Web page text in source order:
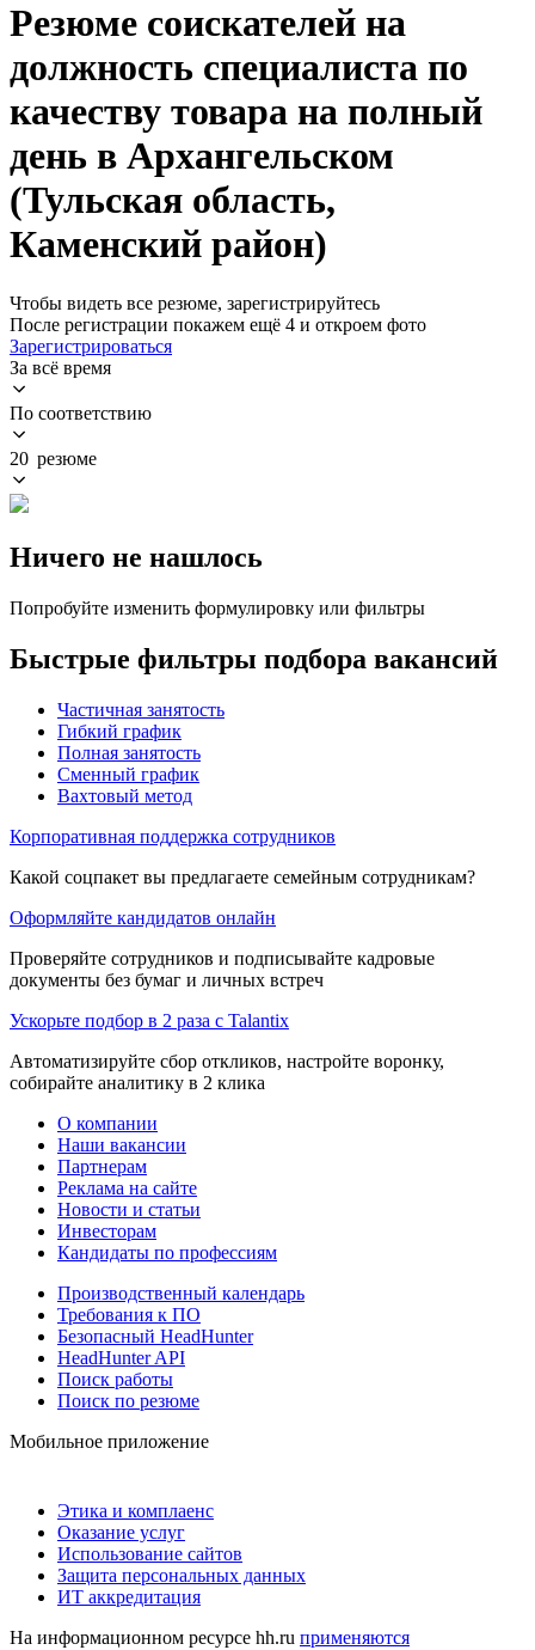
Резюме соискателей на
должность специалиста по
качеству товара на полный
день в Архангельском
(Тульская область,
Каменский район)
Чтобы видеть все резюме, зарегистрируйтесь
После регистрации покажем ещё 4 и откроем фото
Зарегистрироваться
За всё время
По соответствию
20 резюме
Ничего не нашлось
Попробуйте изменить формулировку или фильтры
Быстрые фильтры подбора вакансий
Частичная занятость
Гибкий график
Полная занятость
Сменный график
Вахтовый метод
Корпоративная поддержка сотрудников
Какой соцпакет вы предлагаете семейным сотрудникам?
Оформляйте кандидатов онлайн
Проверяйте сотрудников и подписывайте кадровые
документы без бумаг и личных встреч
Ускорьте подбор в 2 раза с Talantix
Автоматизируйте сбор откликов, настройте воронку,
собирайте аналитику в 2 клика
О компании
Наши вакансии
Партнерам
Реклама на сайте
Новости и статьи
Инвесторам
Кандидаты по профессиям
Производственный календарь
Требования к ПО
Безопасный HeadHunter
HeadHunter API
Поиск работы
Поиск по резюме
Мобильное приложение
Этика и комплаенс
Оказание услуг
Использование сайтов
Защита персональных данных
ИТ аккредитация
На информационном ресурсе hh.ru применяются